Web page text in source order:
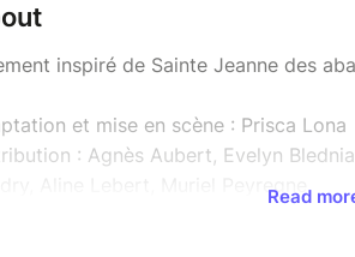
inspiré de Sainte Jeanne des
et mise en scène : Prisca Lona
: Agnès Aubert, Evelyn
Aline Lebert, Muriel Peyregne
Read